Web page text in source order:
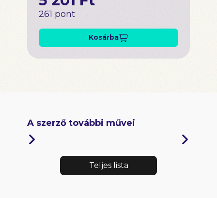
261 pont
Kosárba
A szerző további művei
Teljes lista